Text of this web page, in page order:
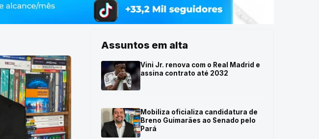
Assuntos em alta
Vini Jr. renova com o Real Madrid e
assina contrato até 2032
Mobiliza oficializa candidatura de
Breno Guimarães ao Senado pelo
Pará